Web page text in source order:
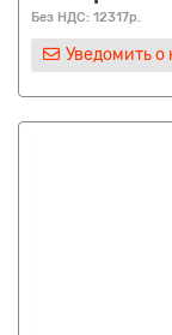
Без НДС: 12317р.
Уведомить о